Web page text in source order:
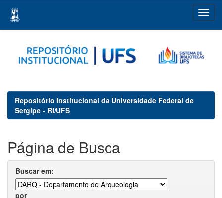
navigation
Repositório Institucional da Universidade Federal de
Sergipe - RI/UFS
Página de Busca
Buscar em:
por